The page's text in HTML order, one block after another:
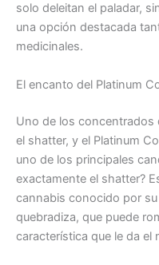
solo deleitan el paladar,
una opción destacada
medicinales.
El encanto del Platinum
Uno de los concentrados
el shatter, y el Platinum
uno de los principales
exactamente el shatter?
cannabis conocido por
quebradiza, que puede
característica que le da el